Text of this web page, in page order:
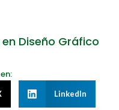
Diseño Gráfico
LinkedIn